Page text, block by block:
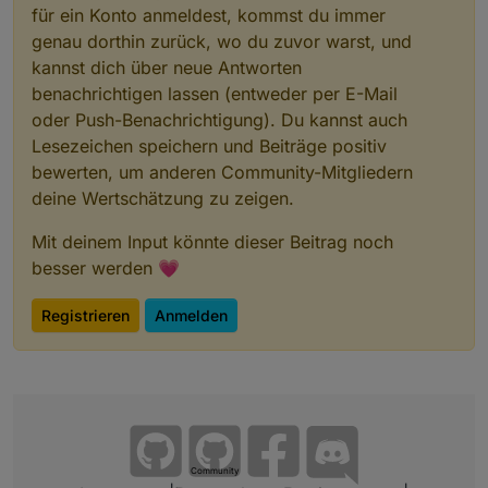
für ein Konto anmeldest, kommst du immer
genau dorthin zurück, wo du zuvor warst, und
kannst dich über neue Antworten
benachrichtigen lassen (entweder per E-Mail
oder Push-Benachrichtigung). Du kannst auch
Lesezeichen speichern und Beiträge positiv
bewerten, um anderen Community-Mitgliedern
deine Wertschätzung zu zeigen.
Mit deinem Input könnte dieser Beitrag noch
besser werden 💗
Registrieren Anmelden
Community